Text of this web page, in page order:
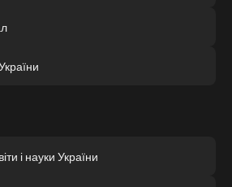
і науки України